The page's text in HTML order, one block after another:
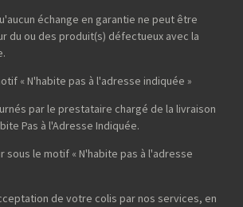
échange en garantie ne peut être
du ou des produit(s) défectueux avec la
« N'habite pas à l'adresse indiquée »
par le prestataire chargé de la livraison
Pas à l'Adresse Indiquée.
sous le motif « N'habite pas à l'adresse
de votre colis par nos services, en